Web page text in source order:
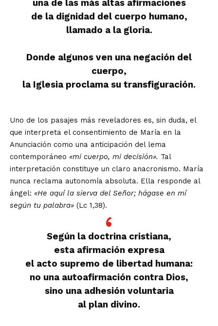
una de las más altas afirmaciones
de la dignidad del cuerpo humano,
llamado a la gloria.
Donde algunos ven una negación del
cuerpo,
la Iglesia proclama su transfiguración.
Uno de los pasajes más reveladores es, sin duda, el
que interpreta el consentimiento de María en la
Anunciación como una anticipación del lema
contemporáneo «mi cuerpo, mi decisión». Tal
interpretación constituye un claro anacronismo. María
nunca reclama autonomía absoluta. Ella responde al
ángel: «He aquí la sierva del Señor; hágase en mí
según tu palabra» (Lc 1,38).
Según la doctrina cristiana,
esta afirmación expresa
el acto supremo de libertad humana:
no una autoafirmación contra Dios,
sino una adhesión voluntaria
al plan divino.